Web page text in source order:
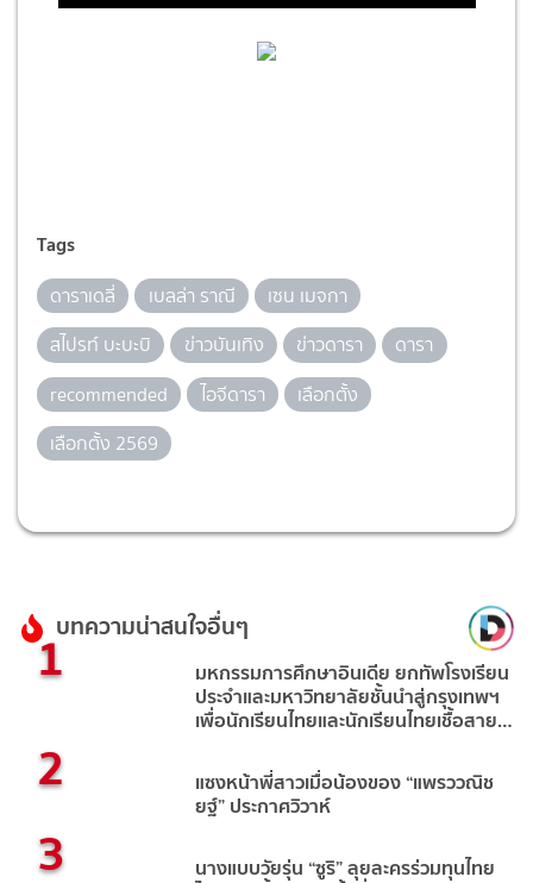
Tags
ดาราเดลี่ เบลล่า ราณี
เซน เมจกา
สไปรท์ บะบะบิ
ข่าวบันเทิง ข่าวดารา
ดารา
recommended
ไอจีดารา
เลือกตั้ง
เลือกตั้ง 2569
บทความน่าสนใจอื่นๆ
1 มหกรรมการศึกษาอินเดีย ยกทัพโรงเรียน
ประจำและมหาวิทยาลัยชั้นนำสู่กรุงเทพฯ
เพื่อนักเรียนไทยและนักเรียนไทยเชื้อสาย
2 แซงหน้าพี่สาวเมื่อน้องของ “แพรววณิช
ยฐ์” ประกาศวิวาห์
3 นางแบบวัยรุ่น “ซูริ” ลุยละครร่วมทุนไทย